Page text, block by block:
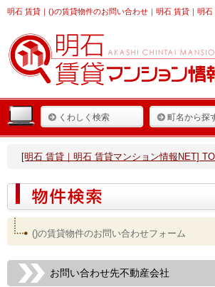
明石 賃貸 ｜()の賃貸物件のお問い合わせ｜明石 賃貸｜明
くわしく検索 町名から探
[明石 賃貸｜明石 賃貸マンション情報NET]
()の賃貸物件のお問い合わせフォーム
お問い合わせ先不動産会社